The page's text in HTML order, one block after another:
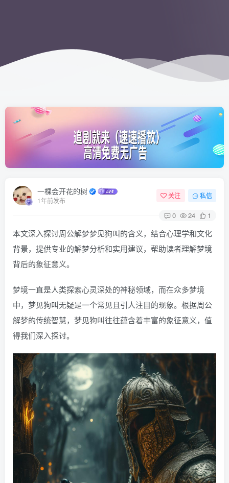
一棵会开花的树
1年前发布
关注 私信
0 24 1
本文深入探讨周公解梦梦见狗叫的含义，结合心理学和文化
背景，提供专业的解梦分析和实用建议，帮助读者理解梦境
背后的象征意义。
梦境一直是人类探索心灵深处的神秘领域，而在众多梦境
中，梦见狗叫无疑是一个常见且引人注目的现象。根据周公
解梦的传统智慧，梦见狗叫往往蕴含着丰富的象征意义，值
得我们深入探讨。